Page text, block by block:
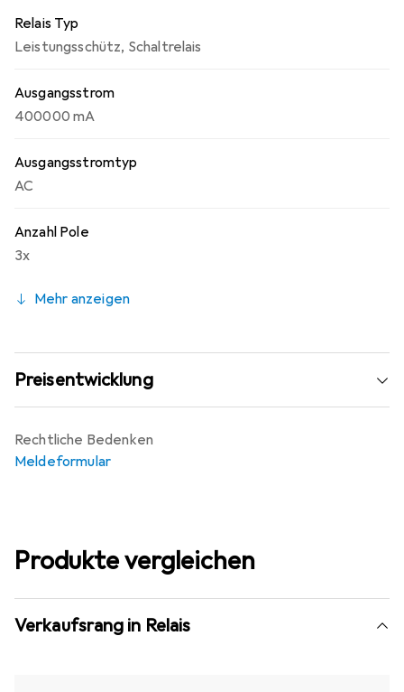
Relais Typ
Leistungsschütz, Schaltrelais
Ausgangsstrom
400000 mA
Ausgangsstromtyp
AC
Anzahl Pole
3x
Mehr anzeigen
Preisentwicklung
Rechtliche Bedenken
Meldeformular
Produkte vergleichen
Verkaufsrang in Relais